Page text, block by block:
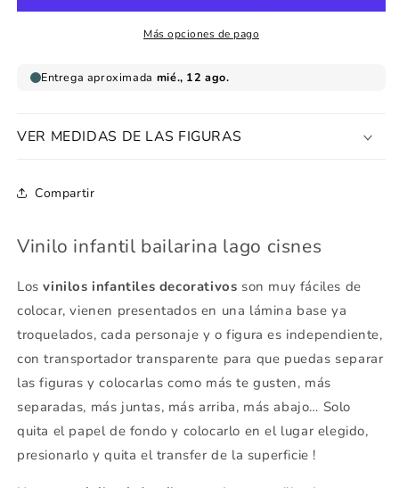
cisnes
cisnes
Más opciones de pago
VER MEDIDAS DE LAS FIGURAS
Compartir
Vinilo infantil bailarina lago cisnes
Losvinilos infantiles decorativos son muy fáciles de
colocar, vienen presentados en una lámina base ya
troquelados, cada personaje y o figura es independiente,
con transportador transparente para que puedas separar
las figuras y colocarlas como más te gusten, más
separadas, más juntas, más arriba, más abajo… Solo
quita el papel de fondo y colocarlo en el lugar elegido,
presionarlo y quita el transfer de la superficie !